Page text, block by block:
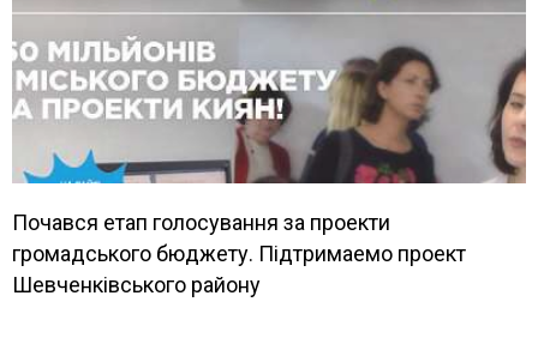
Почався етап голосування за проекти
громадського бюджету. Підтримаемо проект
Шевченківського району